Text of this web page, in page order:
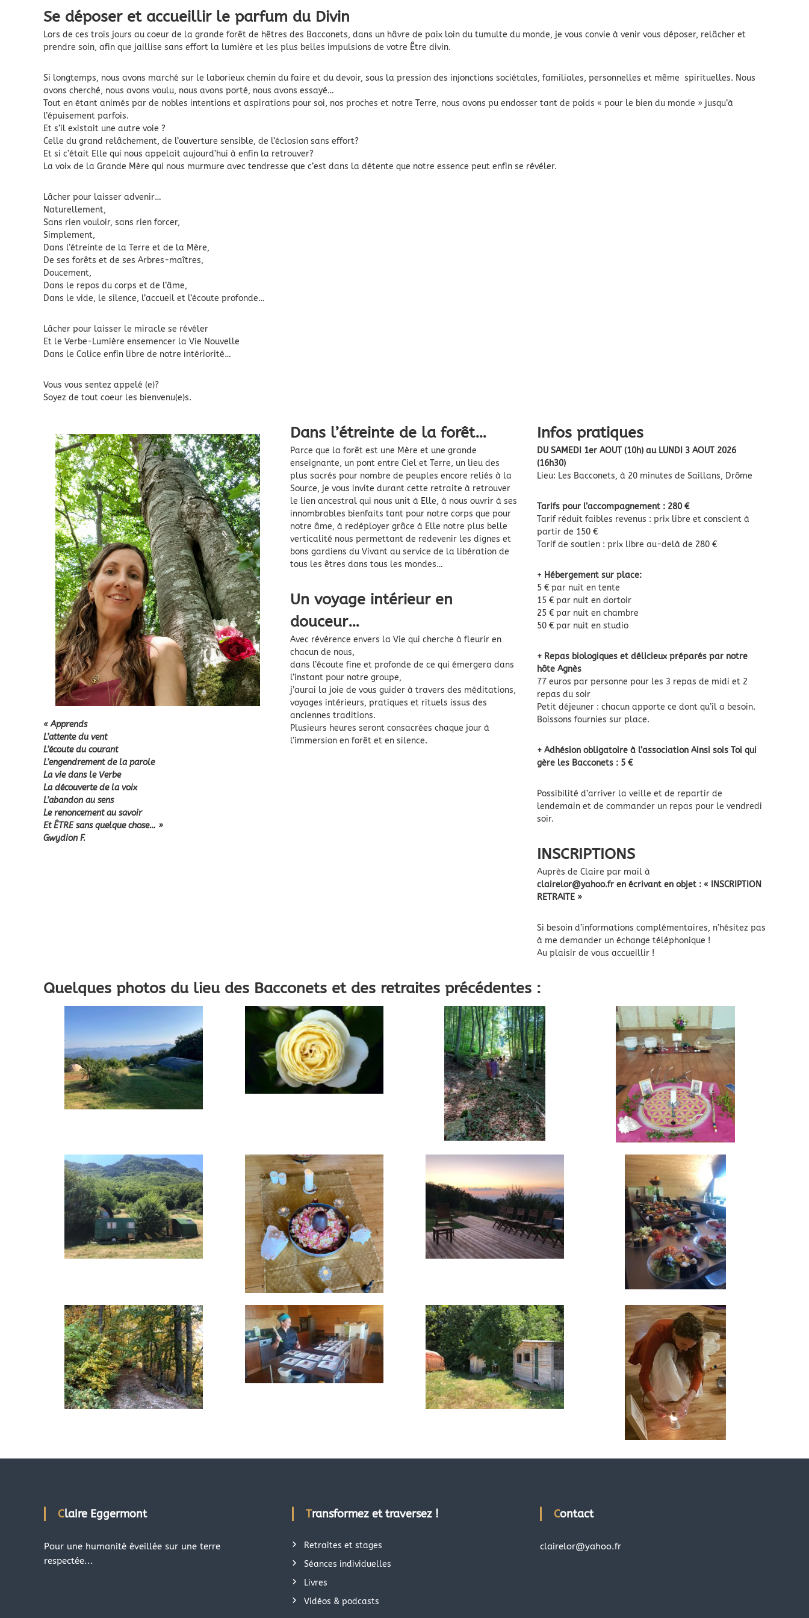
Se déposer et accueillir le parfum du Divin
Lors de ces trois jours au coeur de la grande forêt de hêtres des Bacconets, dans un hâvre de paix loin du tumulte du monde, je vous convie à venir vous déposer, relâcher et
prendre soin, afin que jaillise sans effort la lumière et les plus belles impulsions de votre Être divin.
Si longtemps, nous avons marché sur le laborieux chemin du faire et du devoir, sous la pression des injonctions sociétales, familiales, personnelles et même spirituelles. Nous
avons cherché, nous avons voulu, nous avons porté, nous avons essayé…
Tout en étant animés par de nobles intentions et aspirations pour soi, nos proches et notre Terre, nous avons pu endosser tant de poids « pour le bien du monde » jusqu’à
l’épuisement parfois.
Et s’il existait une autre voie ?
Celle du grand relâchement, de l’ouverture sensible, de l’éclosion sans effort?
Et si c’était Elle qui nous appelait aujourd’hui à enfin la retrouver?
La voix de la Grande Mère qui nous murmure avec tendresse que c’est dans la détente que notre essence peut enfin se révéler.
Lâcher pour laisser advenir…
Naturellement,
Sans rien vouloir, sans rien forcer,
Simplement,
Dans l’étreinte de la Terre et de la Mère,
De ses forêts et de ses Arbres-maîtres,
Doucement,
Dans le repos du corps et de l’âme,
Dans le vide, le silence, l’accueil et l’écoute profonde…
Lâcher pour laisser le miracle se révéler
Et le Verbe-Lumière ensemencer la Vie Nouvelle
Dans le Calice enfin libre de notre intériorité…
Vous vous sentez appelé (e)?
Soyez de tout coeur les bienvenu(e)s.
« Apprends
L’attente du vent
L’écoute du courant
L’engendrement de la parole
La vie dans le Verbe
La découverte de la voix
L’abandon au sens
Le renoncement au savoir
Et ÊTRE sans quelque chose… »
Gwydion F.
Dans l’étreinte de la forêt…
Parce que la forêt est une Mère et une grande
enseignante, un pont entre Ciel et Terre, un lieu des
plus sacrés pour nombre de peuples encore reliés à la
Source, je vous invite durant cette retraite à retrouver
le lien ancestral qui nous unit à Elle, à nous ouvrir à ses
innombrables bienfaits tant pour notre corps que pour
notre âme, à redéployer grâce à Elle notre plus belle
verticalité nous permettant de redevenir les dignes et
bons gardiens du Vivant au service de la libération de
tous les êtres dans tous les mondes…
Un voyage intérieur en
douceur…
Avec révérence envers la Vie qui cherche à fleurir en
chacun de nous,
dans l’écoute fine et profonde de ce qui émergera dans
l’instant pour notre groupe,
j’aurai la joie de vous guider à travers des méditations,
voyages intérieurs, pratiques et rituels issus des
anciennes traditions.
Plusieurs heures seront consacrées chaque jour à
l’immersion en forêt et en silence.
Infos pratiques
DU SAMEDI 1er AOUT (10h) au LUNDI 3 AOUT 2026
(16h30)
Lieu: Les Bacconets, à 20 minutes de Saillans, Drôme
Tarifs pour l’accompagnement : 280 €
Tarif réduit faibles revenus : prix libre et conscient à
partir de 150 €
Tarif de soutien : prix libre au-delà de 280 €
+ Hébergement sur place:
5 € par nuit en tente
15 € par nuit en dortoir
25 € par nuit en chambre
50 € par nuit en studio
+ Repas biologiques et délicieux préparés par notre
hôte Agnès
77 euros par personne pour les 3 repas de midi et 2
repas du soir
Petit déjeuner : chacun apporte ce dont qu’il a besoin.
Boissons fournies sur place.
+ Adhésion obligatoire à l’association Ainsi sois Toi qui
gère les Bacconets : 5 €
Possibilité d’arriver la veille et de repartir de
lendemain et de commander un repas pour le vendredi
soir.
INSCRIPTIONS
Auprès de Claire par mail à
clairelor@yahoo.fr en écrivant en objet : « INSCRIPTION
RETRAITE »
Si besoin d’informations complémentaires, n’hésitez pas
à me demander un échange téléphonique !
Au plaisir de vous accueillir !
Quelques photos du lieu des Bacconets et des retraites précédentes :
Claire Eggermont
Pour une humanité éveillée sur une terre
respectée...
Transformez et traversez !
Retraites et stages
Séances individuelles
Livres
Vidéos & podcasts
Contact
clairelor@yahoo.fr